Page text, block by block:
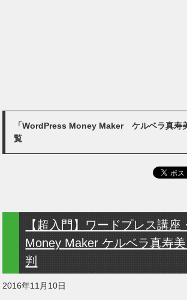
「WordPress Money Maker ケルベラ真寿
覧
【超入門】ワードプレス講座
Money Maker ケルベラ真
判
2016年11月10日